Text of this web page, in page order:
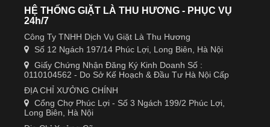
HỆ THỐNG GIẶT LÀ THU HƯƠNG - PHỤC VỤ
24h/7
Công Ty TNHH Dịch Vụ Giặt Là Thu Hương
Số 12 Ngách 197/14 Phúc Lợi, Long Biên, Hà Nội
Giấy Chứng Nhận Đăng Ký Kinh Doanh Số :
0110104562 - Do Sở Kế Hoạch & Đầu Tư Hà Nội Cấp
ĐỊA CHỈ XƯỞNG CHÍNH
Cổng Chợ Phúc Lợi - Số 3 Ngách 199/2 Phúc Lợi,
Long Biên, Hà Nội